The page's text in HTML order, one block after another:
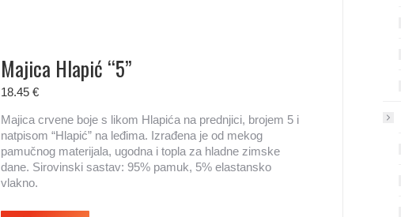
se
mogu
stranici
proizvoda
Majica Hlapić “5”
18.45 €
Majica crvene boje s likom Hlapića na prednjici, brojem 5 i
natpisom “Hlapić” na leđima. Izrađena je od mekog
pamučnog materijala, ugodna i topla za hladne zimske
dane. Sirovinski sastav: 95% pamuk, 5% elastansko
vlakno.